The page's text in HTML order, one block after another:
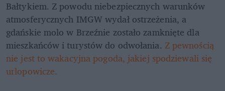
Bałtykiem. Z powodu niebezpiecznych warunków
atmosferycznych IMGW wydał ostrzeżenia, a
gdańskie molo w Brzeźnie zostało zamknięte dla
mieszkańców i turystów do odwołania. Z pewnością
nie jest to wakacyjna pogoda, jakiej spodziewali się
urlopowicze.